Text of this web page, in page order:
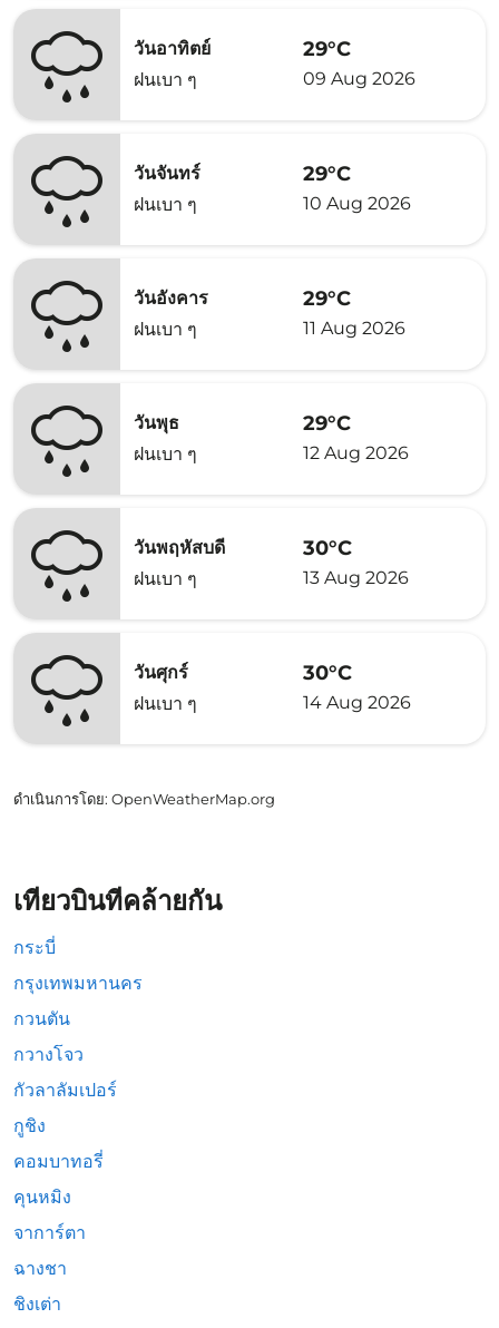
วันอาทิตย์
ฝนเบา ๆ
29°C
09 Aug 2026
วันจันทร์
ฝนเบา ๆ
29°C
10 Aug 2026
วันอังคาร
ฝนเบา ๆ
29°C
11 Aug 2026
วันพุธ
ฝนเบา ๆ
29°C
12 Aug 2026
วันพฤหัสบดี
ฝนเบา ๆ
30°C
13 Aug 2026
วันศุกร์
ฝนเบา ๆ
30°C
14 Aug 2026
ดำเนินการโดย: OpenWeatherMap.org
เที่ยวบินที่คล้ายกัน
กระบี่
กรุงเทพมหานคร
กวนตัน
กวางโจว
กัวลาลัมเปอร์
กูชิง
คอมบาทอรี่
คุนหมิง
จาการ์ตา
ฉางชา
ชิงเต่า